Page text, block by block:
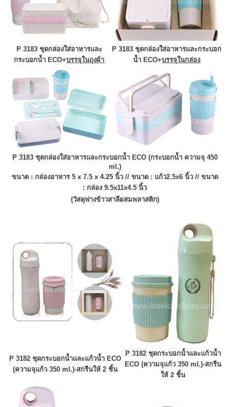
P 3183 ชุดกล่องใส่อาหารและ
กระบอกน้ำ ECO+บรรจุในถุงผ้า
P 3183 ชุดกล่องใส่อาหารและกระบอก
น้ำ ECO+บรรจุในกล่อง
P 3183 ชุดกล่องใส่อาหารและกระบอกน้ำ ECO (กระบอกน้ำ ความจุ 450
ml.)
ขนาด : กล่องอาหาร 5 x 7.5 x 4.25 นิ้ว // ขนาด : แก้ว2.5x6 นิ้ว // ขนาด
:กล่อง 9.5x11x4.5 นิ้ว
(วัสดุฟางข้าวสาลีผสมพลาสติก)
P 3182 ชุดกระบอกน้ำและแก้วน้ำ ECO
(ความจุแก้ว 350 ml.)-สกรีนให้ 2 ชิ้น
P 3182 ชุดกระบอกน้ำและแก้วน้ำ
ECO (ความจุแก้ว 350 ml.)-สกรีน
ให้ 2 ชิ้น